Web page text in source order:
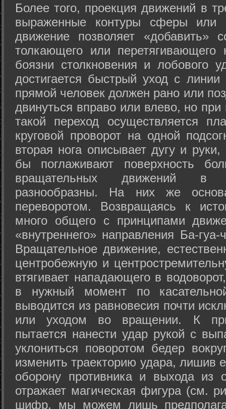
Более того, проекция движений в
выраженные контуры сферы или
движение позволяет «добавить»
толкающего или перетягивающего
боязни столкновения и лобового
достигается быстрый уход с
прямой человек должен рано или
двинуться вправо или влево, но
такой переход осуществляется
круговой проворот на одной
вторая нога описывает дугу и
бы поглаживают поверхность
вращательных движений в
разнообразны. На них же
переворотом. Возвращаясь к
много общего с принципами
«внутреннего» направления Ба-
Вращательное движение,
центробежную и
втягивает нападающего в
в нужный момент по
выводится из равновесия почти
или уходом во вращении. К
пытается нанести удар рукой с
уклониться поворотом бедер
изменить траекторию удара, лишив
оборону противника и выхода из
отражает магическая фигура (см.
шифр, мы можем лишь